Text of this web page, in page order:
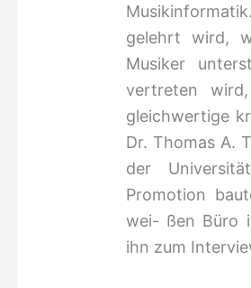
gelehrt wird,
Musiker
vertreten
gleichwertige
Dr. Thomas A.
der
Promotion
wei- ßen Büro
ihn zum